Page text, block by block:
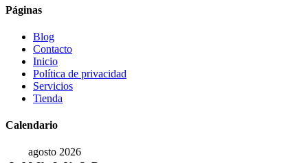
Páginas
Blog
Contacto
Inicio
Política de privacidad
Servicios
Tienda
Calendario
agosto 2026